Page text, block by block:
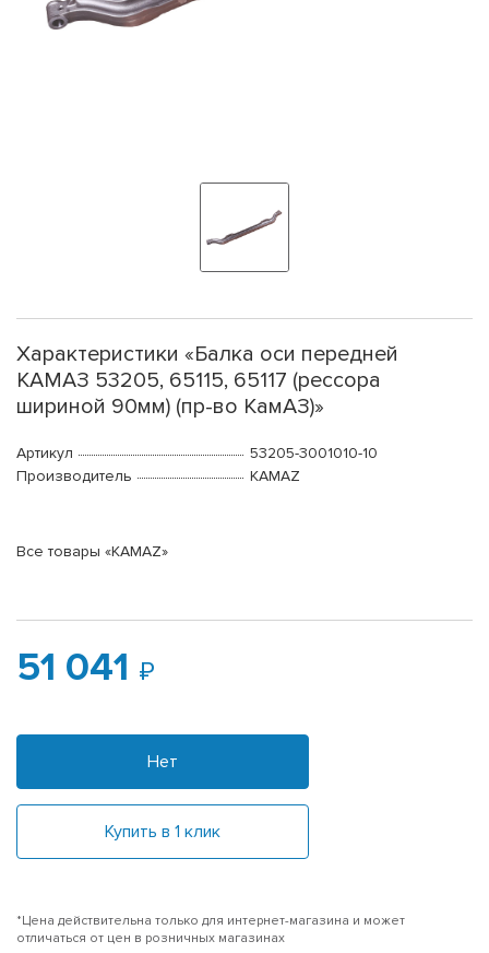
Характеристики «Балка оси передней
КАМАЗ 53205, 65115, 65117 (рессора
шириной 90мм) (пр-во КамАЗ)»
Артикул
53205-3001010-10
Производитель
KAMAZ
Все товары «KAMAZ»
51 041
Нет
Купить в 1 клик
*Цена действительна только для интернет-магазина и может
отличаться от цен в розничных магазинах